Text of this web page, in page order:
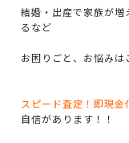
結婚・出産で家族が増
るなど
お困りごと、お悩みは
スピード査定！即現
自信があります！！